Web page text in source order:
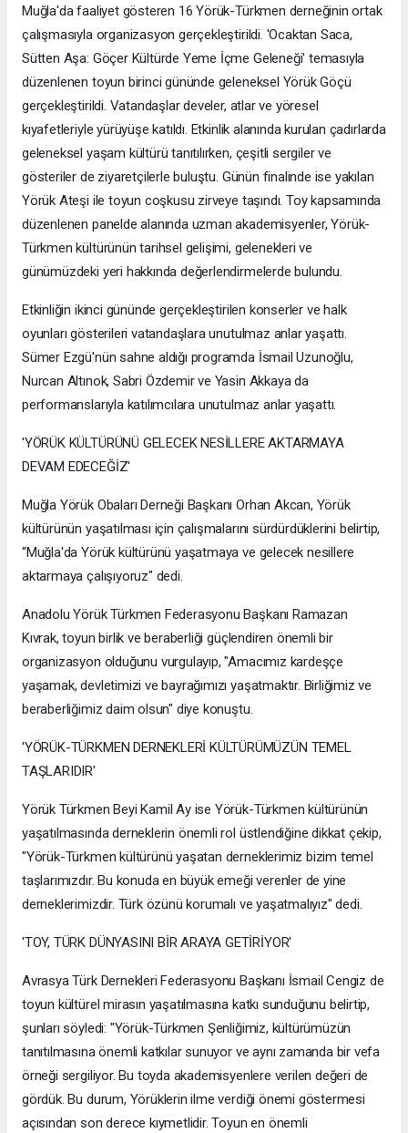
Muğla'da faaliyet gösteren 16 Yörük-Türkmen derneğinin ortak
çalışmasıyla organizasyon gerçekleştirildi. 'Ocaktan Saca,
Sütten Aşa: Göçer Kültürde Yeme İçme Geleneği' temasıyla
düzenlenen toyun birinci gününde geleneksel Yörük Göçü
gerçekleştirildi. Vatandaşlar develer, atlar ve yöresel
kıyafetleriyle yürüyüşe katıldı. Etkinlik alanında kurulan çadırlarda
geleneksel yaşam kültürü tanıtılırken, çeşitli sergiler ve
gösteriler de ziyaretçilerle buluştu. Günün finalinde ise yakılan
Yörük Ateşi ile toyun coşkusu zirveye taşındı. Toy kapsamında
düzenlenen panelde alanında uzman akademisyenler, Yörük-
Türkmen kültürünün tarihsel gelişimi, gelenekleri ve
günümüzdeki yeri hakkında değerlendirmelerde bulundu.
Etkinliğin ikinci gününde gerçekleştirilen konserler ve halk
oyunları gösterileri vatandaşlara unutulmaz anlar yaşattı.
Sümer Ezgü'nün sahne aldığı programda İsmail Uzunoğlu,
Nurcan Altınok, Sabri Özdemir ve Yasin Akkaya da
performanslarıyla katılımcılara unutulmaz anlar yaşattı.
'YÖRÜK KÜLTÜRÜNÜ GELECEK NESİLLERE AKTARMAYA
DEVAM EDECEĞİZ'
Muğla Yörük Obaları Derneği Başkanı Orhan Akcan, Yörük
kültürünün yaşatılması için çalışmalarını sürdürdüklerini belirtip,
“Muğla'da Yörük kültürünü yaşatmaya ve gelecek nesillere
aktarmaya çalışıyoruz" dedi.
Anadolu Yörük Türkmen Federasyonu Başkanı Ramazan
Kıvrak, toyun birlik ve beraberliği güçlendiren önemli bir
organizasyon olduğunu vurgulayıp, "Amacımız kardeşçe
yaşamak, devletimizi ve bayrağımızı yaşatmaktır. Birliğimiz ve
beraberliğimiz daim olsun" diye konuştu.
'YÖRÜK-TÜRKMEN DERNEKLERİ KÜLTÜRÜMÜZÜN TEMEL
TAŞLARIDIR'
Yörük Türkmen Beyi Kamil Ay ise Yörük-Türkmen kültürünün
yaşatılmasında derneklerin önemli rol üstlendiğine dikkat çekip,
"Yörük-Türkmen kültürünü yaşatan derneklerimiz bizim temel
taşlarımızdır. Bu konuda en büyük emeği verenler de yine
derneklerimizdir. Türk özünü korumalı ve yaşatmalıyız" dedi.
'TOY, TÜRK DÜNYASINI BİR ARAYA GETİRİYOR'
Avrasya Türk Dernekleri Federasyonu Başkanı İsmail Cengiz de
toyun kültürel mirasın yaşatılmasına katkı sunduğunu belirtip,
şunları söyledi: "Yörük-Türkmen Şenliğimiz, kültürümüzün
tanıtılmasına önemli katkılar sunuyor ve aynı zamanda bir vefa
örneği sergiliyor. Bu toyda akademisyenlere verilen değeri de
gördük. Bu durum, Yörüklerin ilme verdiği önemi göstermesi
açısından son derece kıymetlidir. Toyun en önemli